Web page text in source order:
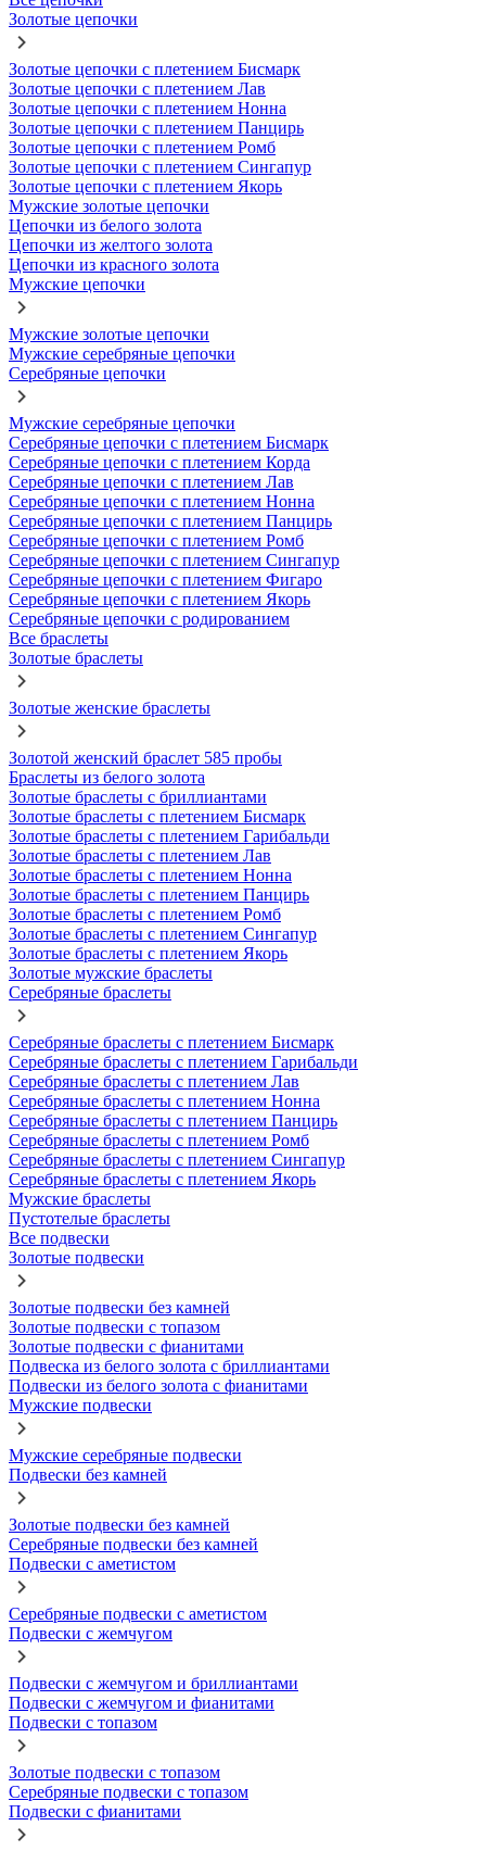
Золотые цепочки
Золотые цепочки с плетением Бисмарк
Золотые цепочки с плетением Лав
Золотые цепочки с плетением Нонна
Золотые цепочки с плетением Панцирь
Золотые цепочки с плетением Ромб
Золотые цепочки с плетением Сингапур
Золотые цепочки с плетением Якорь
Мужские золотые цепочки
Цепочки из белого золота
Цепочки из желтого золота
Цепочки из красного золота
Мужские цепочки
Мужские золотые цепочки
Мужские серебряные цепочки
Серебряные цепочки
Мужские серебряные цепочки
Серебряные цепочки с плетением Бисмарк
Серебряные цепочки с плетением Корда
Серебряные цепочки с плетением Лав
Серебряные цепочки с плетением Нонна
Серебряные цепочки с плетением Панцирь
Серебряные цепочки с плетением Ромб
Серебряные цепочки с плетением Сингапур
Серебряные цепочки с плетением Фигаро
Серебряные цепочки с плетением Якорь
Серебряные цепочки с родированием
Все браслеты
Золотые браслеты
Золотые женские браслеты
Золотой женский браслет 585 пробы
Браслеты из белого золота
Золотые браслеты с бриллиантами
Золотые браслеты с плетением Бисмарк
Золотые браслеты с плетением Гарибальди
Золотые браслеты с плетением Лав
Золотые браслеты с плетением Нонна
Золотые браслеты с плетением Панцирь
Золотые браслеты с плетением Ромб
Золотые браслеты с плетением Сингапур
Золотые браслеты с плетением Якорь
Золотые мужские браслеты
Серебряные браслеты
Серебряные браслеты с плетением Бисмарк
Серебряные браслеты с плетением Гарибальди
Серебряные браслеты с плетением Лав
Серебряные браслеты с плетением Нонна
Серебряные браслеты с плетением Панцирь
Серебряные браслеты с плетением Ромб
Серебряные браслеты с плетением Сингапур
Серебряные браслеты с плетением Якорь
Мужские браслеты
Пустотелые браслеты
Все подвески
Золотые подвески
Золотые подвески без камней
Золотые подвески с топазом
Золотые подвески с фианитами
Подвеска из белого золота с бриллиантами
Подвески из белого золота с фианитами
Мужские подвески
Мужские серебряные подвески
Подвески без камней
Золотые подвески без камней
Серебряные подвески без камней
Подвески с аметистом
Серебряные подвески с аметистом
Подвески с жемчугом
Подвески с жемчугом и бриллиантами
Подвески с жемчугом и фианитами
Подвески с топазом
Золотые подвески с топазом
Серебряные подвески с топазом
Подвески с фианитами